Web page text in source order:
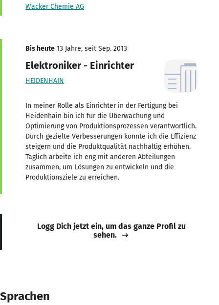
Wacker Chemie AG
Bis heute 13 Jahre, seit Sep. 2013
Elektroniker - Einrichter
HEIDENHAIN
In meiner Rolle als Einrichter in der Fertigung bei
Heidenhain bin ich für die Überwachung und
Optimierung von Produktionsprozessen verantwortlich.
Durch gezielte Verbesserungen konnte ich die Effizienz
steigern und die Produktqualität nachhaltig erhöhen.
Täglich arbeite ich eng mit anderen Abteilungen
zusammen, um Lösungen zu entwickeln und die
Produktionsziele zu erreichen.
Logg Dich jetzt ein, um das ganze Profil zu
sehen.
Sprachen